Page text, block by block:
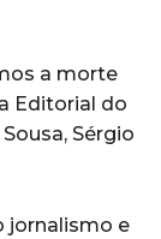
a morte
Editorial do
Sérgio
jornalismo e